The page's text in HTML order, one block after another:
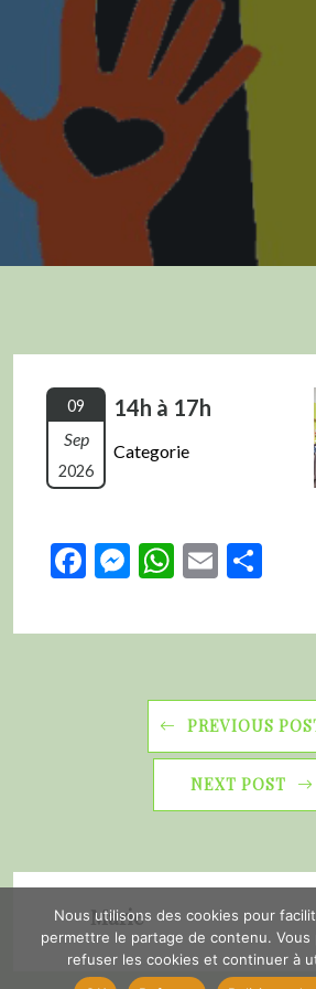
09
Sep
2026
14h à 17h
Categorie
Facebook
Messenger
WhatsApp
Email
PREVIOUS
NEXT POST
Marie
Nous utilisons des cookies pour
permettre le partage de contenu. Vous
refuser les cookies et continuer à